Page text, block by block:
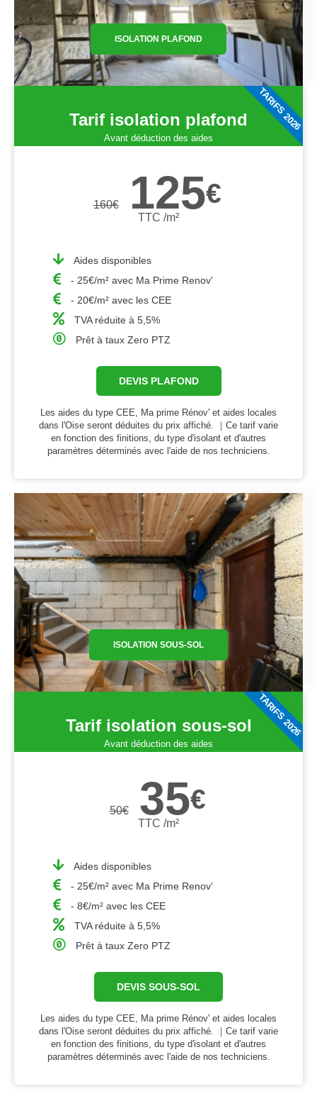
ISOLATION PLAFOND
Tarif isolation plafond
Avant déduction des aides
160€ 125€
TTC /m²
Aides disponibles
- 25€/m² avec Ma Prime Renov'
- 20€/m² avec les CEE
TVA réduite à 5,5%
Prêt à taux Zero PTZ
DEVIS PLAFOND
Les aides du type CEE, Ma prime Rénov' et aides locales
dans l'Oise seront déduites du prix affiché. ｜Ce tarif varie
en fonction des finitions, du type d'isolant et d'autres
paramètres déterminés avec l'aide de nos techniciens.
TARIFS 2026
ISOLATION SOUS-SOL
Tarif isolation sous-sol
Avant déduction des aides
50€ 35€
TTC /m²
Aides disponibles
- 25€/m² avec Ma Prime Renov'
- 8€/m² avec les CEE
TVA réduite à 5,5%
Prêt à taux Zero PTZ
DEVIS SOUS-SOL
Les aides du type CEE, Ma prime Rénov' et aides locales
dans l'Oise seront déduites du prix affiché. ｜Ce tarif varie
en fonction des finitions, du type d'isolant et d'autres
paramètres déterminés avec l'aide de nos techniciens.
TARIFS 2026